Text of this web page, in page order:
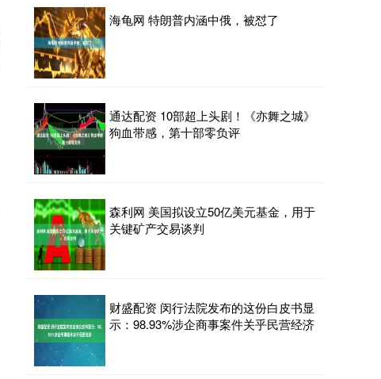
海龟网 特朗普内涵中俄，被怼了
通达配资 10部超上头剧！《亦舞之城》
狗血带感，第十部零负评
森利网 美国拟设立50亿美元基金，用于
关键矿产交易谈判
财盛配资 闵行法院发布的这份白皮书显
示：98.93%涉企商事案件关乎民营经济